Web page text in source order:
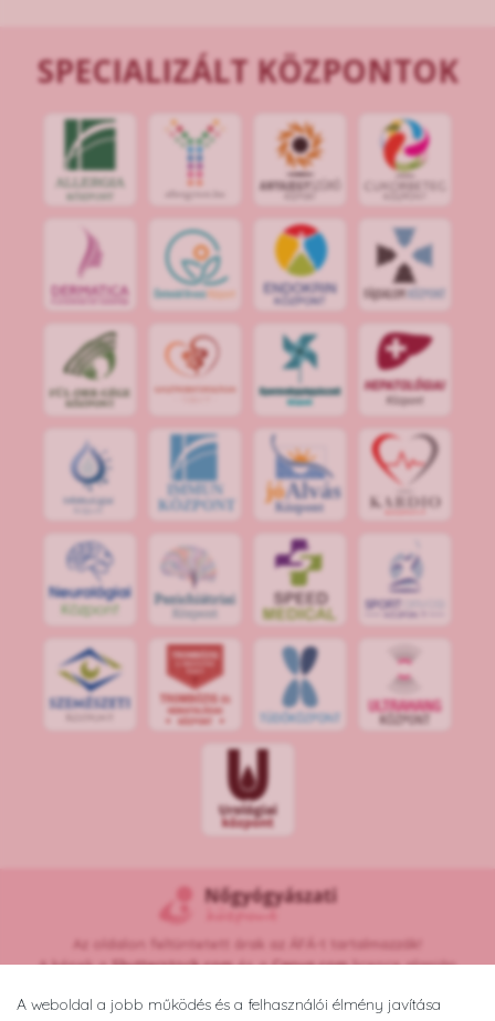
A weboldal a jobb működés és a felhasználói élmény javítása
SPECIALIZÁLT KÖZPONTOK
IMMUN
KÖZPONT
jóAlvás
Központ
SPOR
Az oldalon feltüntetett árak az ÁFÁ-t tartalmazzák!
A képek aShutterstock.comés aCanva.comlicence alapján
Copyright © 2026 •nogyogyaszatikozpont.hu